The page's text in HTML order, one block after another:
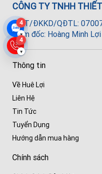
4
▾
4
▾
CÔNG TY TNHH
MST/ĐKKD/QĐTL:
Giám đốc: Hoàng Minh Lợi
Thông tin
Về Huê Lợi
Liên Hệ
Tin Tức
Tuyển Dụng
Hướng dẫn mua hàng
Chính sách